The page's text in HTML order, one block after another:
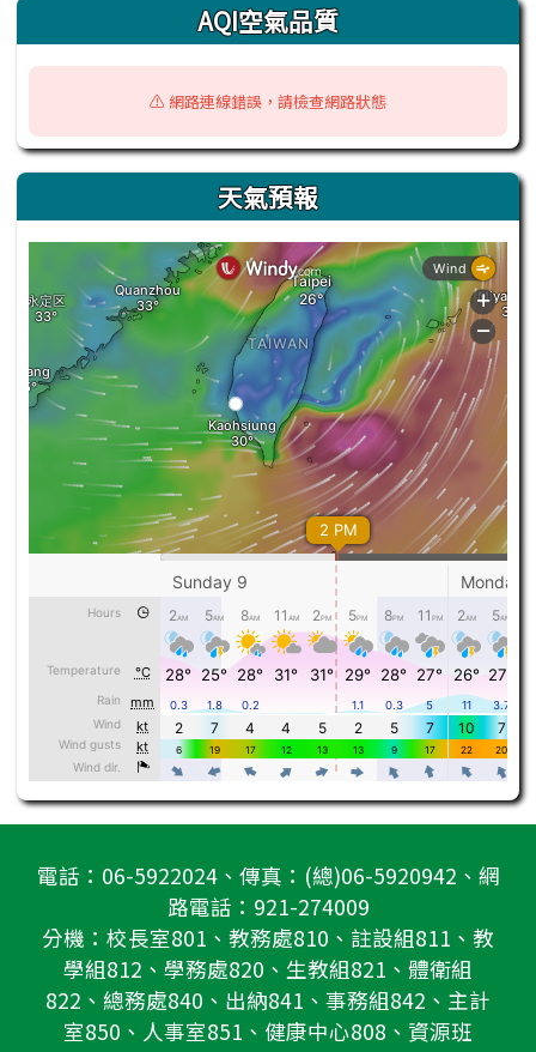
AQI空氣品質
⚠️ 網路連線錯誤，請檢查網路狀態
天氣預報
電話：06-5922024、傳真：(總)06-5920942、網
路電話：921-274009
分機：校長室801、教務處810、註設組811、教
學組812、學務處820、生教組821、體衛組
822、總務處840、出納841、事務組842、主計
室850、人事室851、健康中心808、資源班